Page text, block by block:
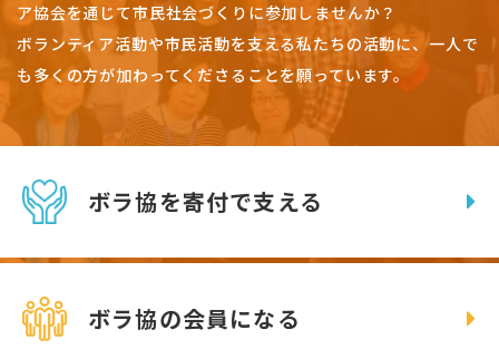
ア協会を通じて市民社会づくりに参加しませんか？
ボランティア活動や市民活動を支える私たちの活動に、一人で
も多くの方が加わってくださることを願っています。
ボラ協を寄付で支える
ボラ協の会員になる